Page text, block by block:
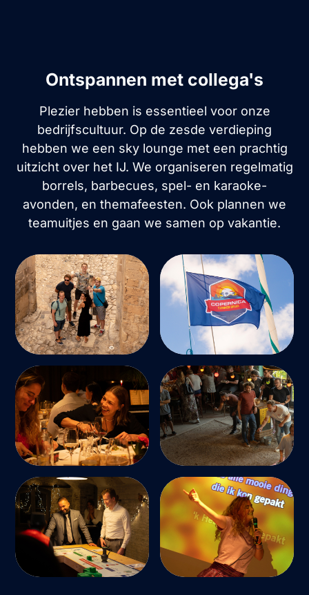
Ontspannen met collega's
Plezier hebben is essentieel voor onze
bedrijfscultuur. Op de zesde verdieping
hebben we een sky lounge met een prachtig
uitzicht over het IJ. We organiseren regelmatig
borrels, barbecues, spel- en karaoke-
avonden, en themafeesten. Ook plannen we
teamuitjes en gaan we samen op vakantie.